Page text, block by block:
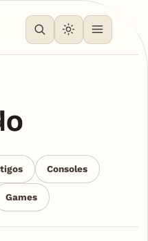
Consoles
Games